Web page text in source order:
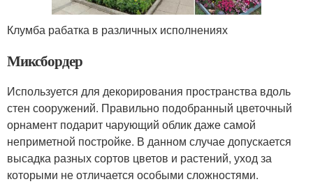
Клумба рабатка в различных исполнениях
Миксбордер
Используется для декорирования пространства вдоль
стен сооружений. Правильно подобранный цветочный
орнамент подарит чарующий облик даже самой
неприметной постройке. В данном случае допускается
высадка разных сортов цветов и растений, уход за
которыми не отличается особыми сложностями.